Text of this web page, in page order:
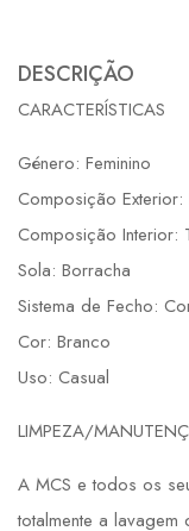
DESCRIÇÃO
CARACTERÍSTICAS
Género: Feminino
Composição Exterior:
Composição Interior:
Sola: Borracha
Sistema de Fecho:
Cor: Branco
Uso: Casual
LIMPEZA/
A MCS e todos os
totalmente a